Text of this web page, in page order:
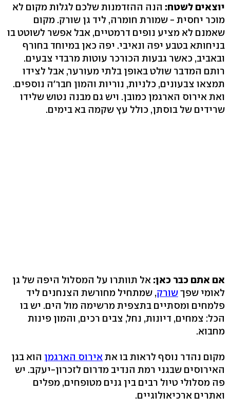
יוצאים לשטח: הנה ההזדמנות שלכם לגלות מקום לא
מוכר יחסית - שמורת חומרה, ליד גן שורק. מקום
שאמנם לא מציע נופים דרמטיים, אבל אפשר לשוטט בו
בניחותא בטבע יפה ונאיבי. יפה כאן במיוחד בחורף
ובאביב, כאשר גבעות הכורכר עוטות מרבדי צבעים.
רותם המדבר שולט באופן בלתי מעורער, אבל לצידו
תמצאו צבעונים, כלניות, נוריות והמון חבר'ה נוספים.
ואת אירוס הארגמן כמובן. ויש גם מבנה נטוש שלידו
שרידים של בוסתן, כולל עץ שקמה בא בימים.
אם אתם כבר כאן: אל תוותרו על המסלול היפה של גן
לאומי שפךשורק, שמתחיל מחורשת הצנחנים ליד
פלמחים ומסתיים בתצפית מרשימה מול הים. יש בו
הכל: צמחים, דיונות, נחל, צבים רכים, והמון פינות
מחבוא.
מקום נהדר נוסף לראות בו אתאירוס הארגמן הוא בגן
האירוסים שבגני רמת הנדיב מדרום לזכרון-יעקב. יש
פה מסלולי טיול רבים בין גנים מטופחים, מפלים
ואתרים ארכיאולוגיים.